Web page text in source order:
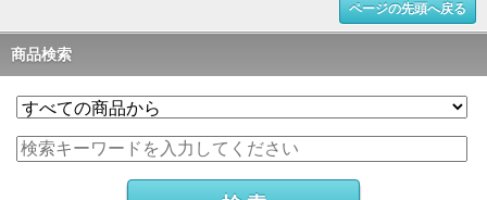
ページの先頭へ戻る
商品検索